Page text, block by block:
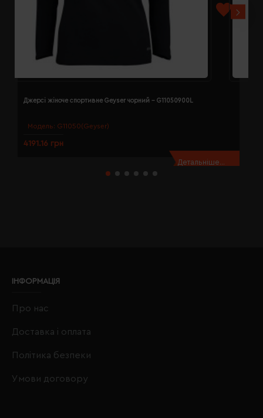
Модель: G11050(Geyser)
Джерсі жіноче спортивне Geyser чорний - G11050900L
4191.16 грн
Детальніше...
ІНФОРМАЦІЯ
Про нас
Доставка і оплата
Політика безпеки
Умови договору